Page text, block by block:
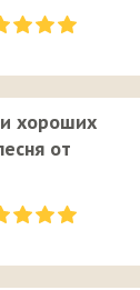
хороших
от